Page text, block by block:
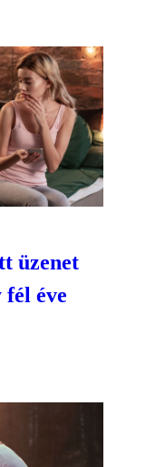
üzenet
éve